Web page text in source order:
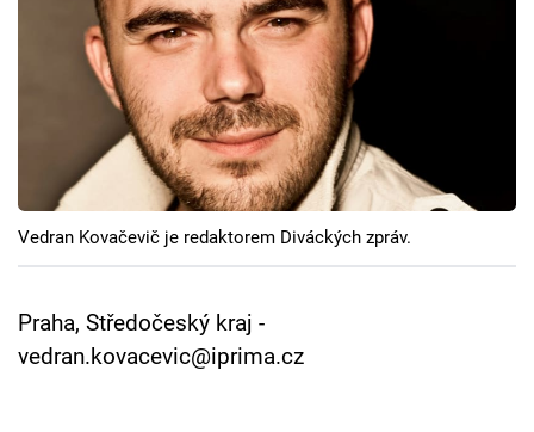
Témata
Seriály
Hry
Cool Esport
Pořady
Vedran Kovačevič je redaktorem Diváckých zpráv.
Praha, Středočeský kraj -
vedran.kovacevic@iprima.cz